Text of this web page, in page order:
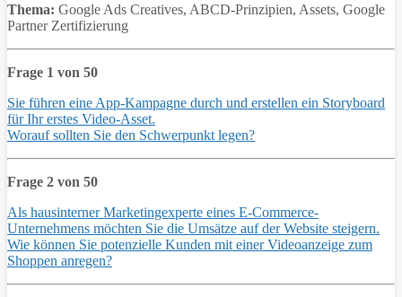
Thema: Google Ads Creatives, ABCD-Prinzipien, Assets, Google
Partner Zertifizierung
Frage 1 von 50
Sie führen eine App-Kampagne durch und erstellen ein Storyboard
für Ihr erstes Video-Asset.
Worauf sollten Sie den Schwerpunkt legen?
Frage 2 von 50
Als hausinterner Marketingexperte eines E-Commerce-
Unternehmens möchten Sie die Umsätze auf der Website steigern.
Wie können Sie potenzielle Kunden mit einer Videoanzeige zum
Shoppen anregen?